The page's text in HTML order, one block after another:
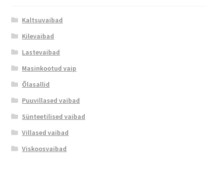
Kaltsuvaibad
Kilevaibad
Lastevaibad
Masinkootud vaip
Õlasallid
Puuvillased vaibad
Sünteetilised vaibad
Villased vaibad
Viskoosvaibad